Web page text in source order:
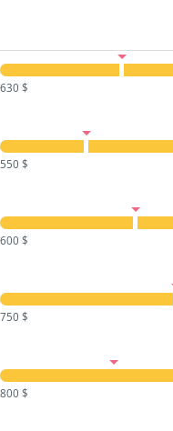
630 $
550 $
600 $
750 $
800 $